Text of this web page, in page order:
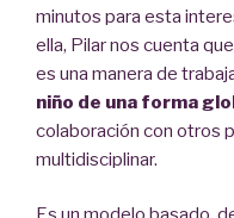
minutos para esta
ella, Pilar nos cuenta
es una manera de
niño de una forma
colaboración con otros
multidisciplinar.